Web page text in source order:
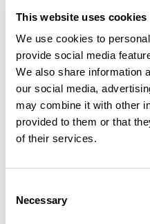
This website uses cookies
We use cookies to
provide social media
We also share information
our social media,
may combine it with other
provided to them or that
of their services.
Selection
Necessary
© Vieux-Boucau Orist
Distance Dénivelé +
684 m